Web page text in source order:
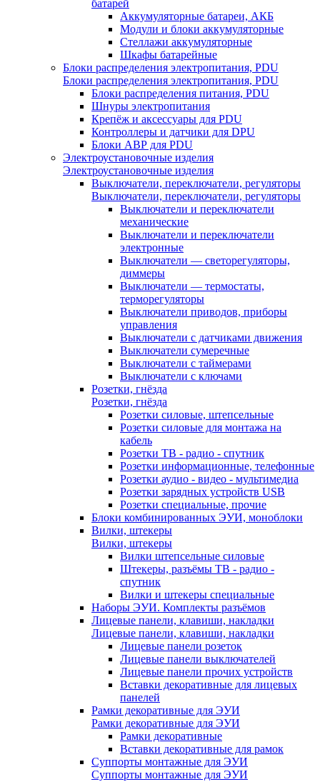
батарей
Аккумуляторные батареи, АКБ
Модули и блоки аккумуляторные
Стеллажи аккумуляторные
Шкафы батарейные
Блоки распределения электропитания, PDU
Блоки распределения электропитания, PDU
Блоки распределения питания, PDU
Шнуры электропитания
Крепёж и аксессуары для PDU
Контроллеры и датчики для DPU
Блоки АВР для PDU
Электроустановочные изделия
Электроустановочные изделия
Выключатели, переключатели, регуляторы
Выключатели, переключатели, регуляторы
Выключатели и переключатели
механические
Выключатели и переключатели
электронные
Выключатели — светорегуляторы,
диммеры
Выключатели — термостаты,
терморегуляторы
Выключатели приводов, приборы
управления
Выключатели с датчиками движения
Выключатели сумеречные
Выключатели с таймерами
Выключатели с ключами
Розетки, гнёзда
Розетки, гнёзда
Розетки силовые, штепсельные
Розетки силовые для монтажа на
кабель
Розетки ТВ - радио - спутник
Розетки информационные, телефонные
Розетки аудио - видео - мультимедиа
Розетки зарядных устройств USB
Розетки специальные, прочие
Блоки комбинированных ЭУИ, моноблоки
Вилки, штекеры
Вилки, штекеры
Вилки штепсельные силовые
Штекеры, разъёмы ТВ - радио -
спутник
Вилки и штекеры специальные
Наборы ЭУИ. Комплекты разъёмов
Лицевые панели, клавиши, накладки
Лицевые панели, клавиши, накладки
Лицевые панели розеток
Лицевые панели выключателей
Лицевые панели прочих устройств
Вставки декоративные для лицевых
панелей
Рамки декоративные для ЭУИ
Рамки декоративные для ЭУИ
Рамки декоративные
Вставки декоративные для рамок
Суппорты монтажные для ЭУИ
Суппорты монтажные для ЭУИ